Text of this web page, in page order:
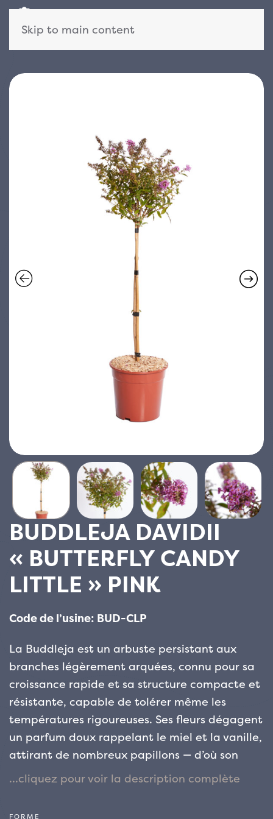
Skip to main content
BUDDLEJA DAVIDII
« BUTTERFLY CANDY
LITTLE » PINK
Code de l’usine: BUD-CLP
La Buddleja est un arbuste persistant aux
branches légèrement arquées, connu pour sa
croissance rapide et sa structure compacte et
résistante, capable de tolérer même les
températures rigoureuses. Ses fleurs dégagent
un parfum doux rappelant le miel et la vanille,
attirant de nombreux papillons — d’où son
nom commun « arbre à papillons ».
FORME